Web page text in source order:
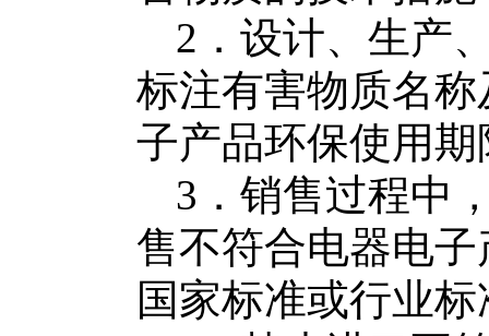
2 ．设计、生产
标注有害物质名
子产品环保使用
3 ．销售过程中
售不符合电器电子
国家标准或行业标